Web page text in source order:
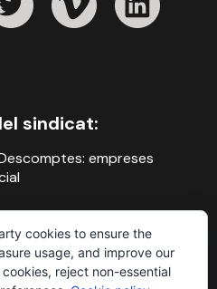
sindicat:
empreses
cookies to ensure the
usage, and improve our
reject non-essential